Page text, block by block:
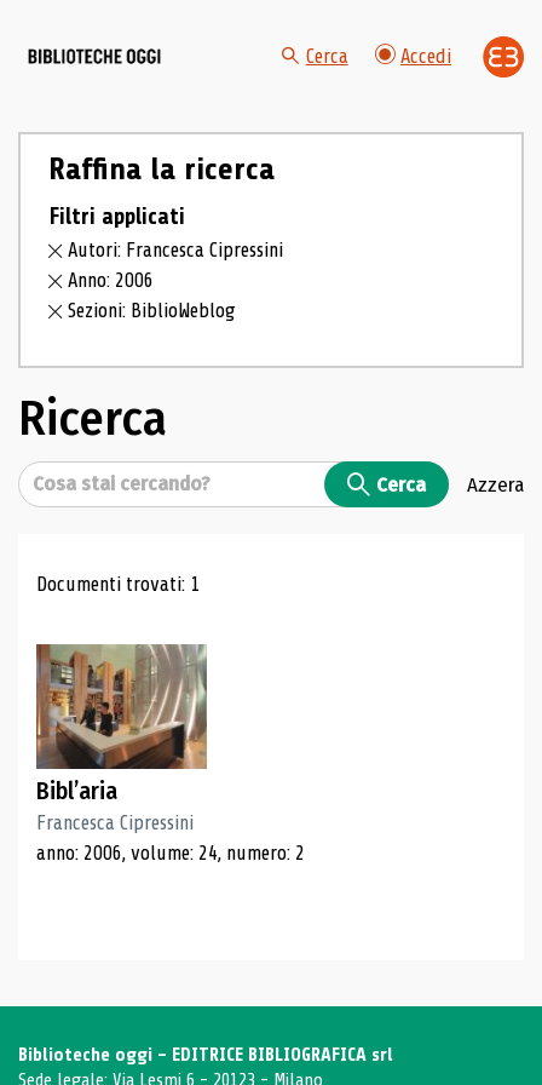
Cerca Accedi
Raffina la ricerca
Filtri applicati
Autori: Francesca Cipressini
Anno: 2006
Sezioni: BiblioWeblog
Ricerca
Cerca Cerca Azzera
Risultati di ricerca
Documenti trovati: 1
Bibl’aria
Francesca Cipressini
anno: 2006, volume: 24, numero: 2
Biblioteche oggi - EDITRICE BIBLIOGRAFICA srl
Sede legale: Via Lesmi 6 - 20123 - Milano